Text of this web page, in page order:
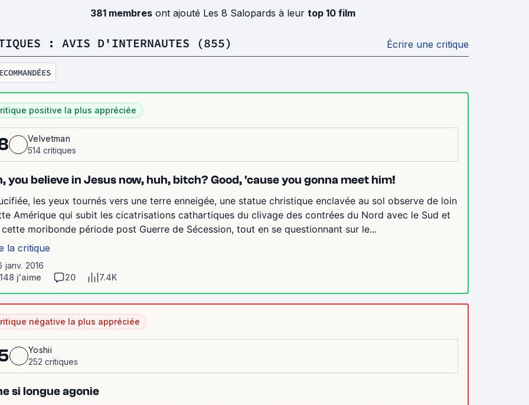
381 membres ont ajouté Les 8 Salopards à leur top 10 film
: AVIS D'INTERNAUTES (855) Écrire une critique
positive la plus appréciée
Velvetman
514 critiques
you believe in Jesus now, huh, bitch? Good, 'cause you gonna meet him!
les yeux tournés vers une terre enneigée, une statue christique enclavée au sol observe de loin
Amérique qui subit les cicatrisations cathartiques du clivage des contrées du Nord avec le Sud et
moribonde période post Guerre de Sécession, tout en se questionnant sur le...
la critique
janv. 2016
148 j'aime
20 7.4K
négative la plus appréciée
Yoshii
252 critiques
si longue agonie